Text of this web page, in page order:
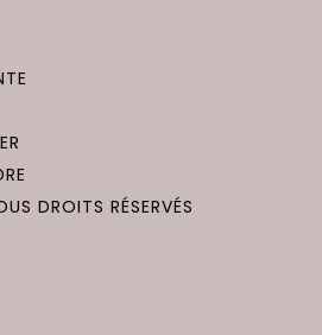
DROITS RÉSERVÉS